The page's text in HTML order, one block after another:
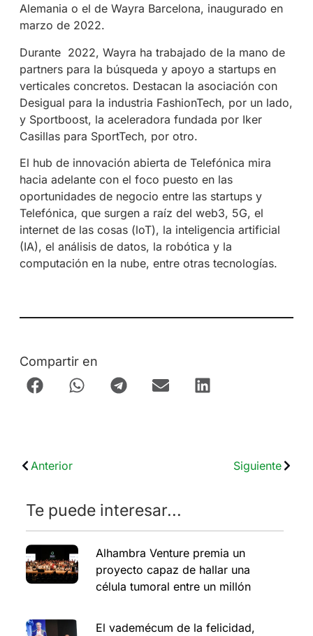
Alemania o el de Wayra Barcelona, inaugurado en
marzo de 2022.
Durante 2022, Wayra ha trabajado de la mano de
partners para la búsqueda y apoyo a startups en
verticales concretos. Destacan la asociación con
Desigual para la industria FashionTech, por un lado,
y Sportboost, la aceleradora fundada por Iker
Casillas para SportTech, por otro.
El hub de innovación abierta de Telefónica mira
hacia adelante con el foco puesto en las
oportunidades de negocio entre las startups y
Telefónica, que surgen a raíz del web3, 5G, el
internet de las cosas (loT), la inteligencia artificial
(IA), el análisis de datos, la robótica y la
computación en la nube, entre otras tecnologías.
Compartir en
Anterior Siguiente
Te puede interesar...
Alhambra Venture premia un
proyecto capaz de hallar una
célula tumoral entre un millón
El vademécum de la felicidad,